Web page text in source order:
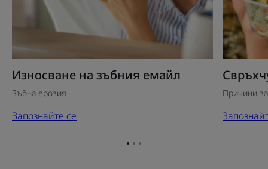
Износване на зъбния емайл
Зъбна ерозия
Запознайте се
Причини
Отидете
Отидете
Отидете